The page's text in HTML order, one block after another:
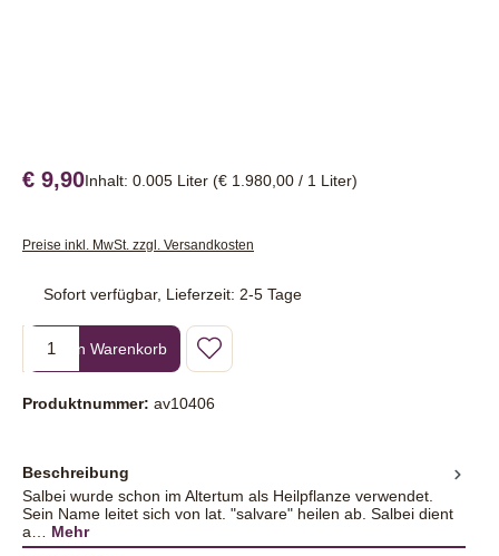
€ 9,90Inhalt: 0.005 Liter (€ 1.980,00 / 1 Liter)
Preise inkl. MwSt. zzgl. Versandkosten
Sofort verfügbar, Lieferzeit: 2-5 Tage
Produkt Anzahl: Gib den gewünschten Wert ein oder benutze die
In den Warenkorb
Produktnummer: av10406
Beschreibung
Salbei wurde schon im Altertum als Heilpflanze verwendet.
Sein Name leitet sich von lat. "salvare" heilen ab. Salbei dient
a… Mehr